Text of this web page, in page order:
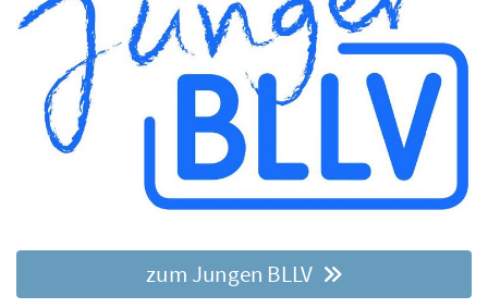
zum Jungen BLLV